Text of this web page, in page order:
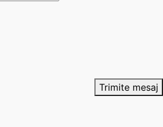
Trimite mesaj